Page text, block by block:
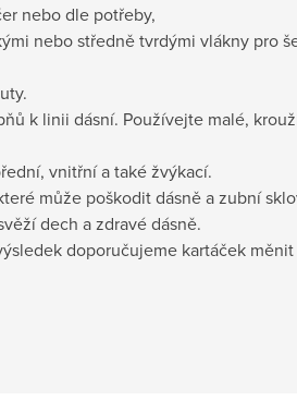
nebo dle potřeby,
nebo středně tvrdými vlákny pro
k linii dásní. Používejte malé,
vnitřní a také žvýkací.
může poškodit dásně a zubní
dech a zdravé dásně.
doporučujeme kartáček měnit